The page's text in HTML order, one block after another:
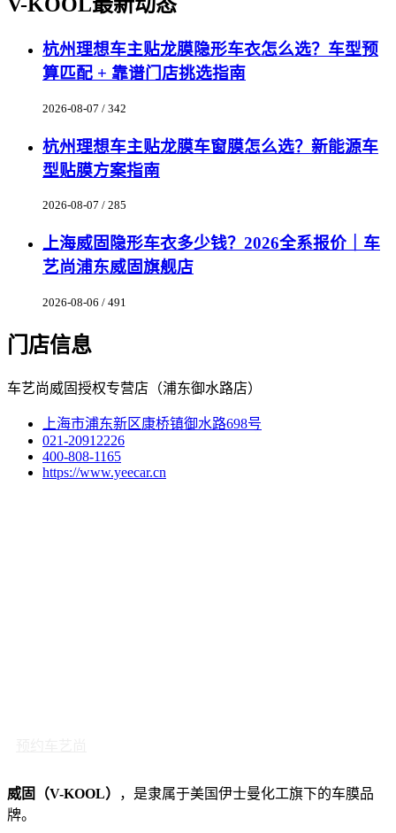
V-KOOL最新动态
杭州理想车主贴龙膜隐形车衣怎么选？车型预
算匹配 + 靠谱门店挑选指南
2026-08-07 / 342
杭州理想车主贴龙膜车窗膜怎么选？新能源车
型贴膜方案指南
2026-08-07 / 285
上海威固隐形车衣多少钱？2026全系报价｜车
艺尚浦东威固旗舰店
2026-08-06 / 491
门店信息
车艺尚威固授权专营店（浦东御水路店）
上海市浦东新区康桥镇御水路698号
021-20912226
400-808-1165
https://www.yeecar.cn
威固（V-KOOL）
，是隶属于美国伊士曼化工旗下的车膜品
牌。